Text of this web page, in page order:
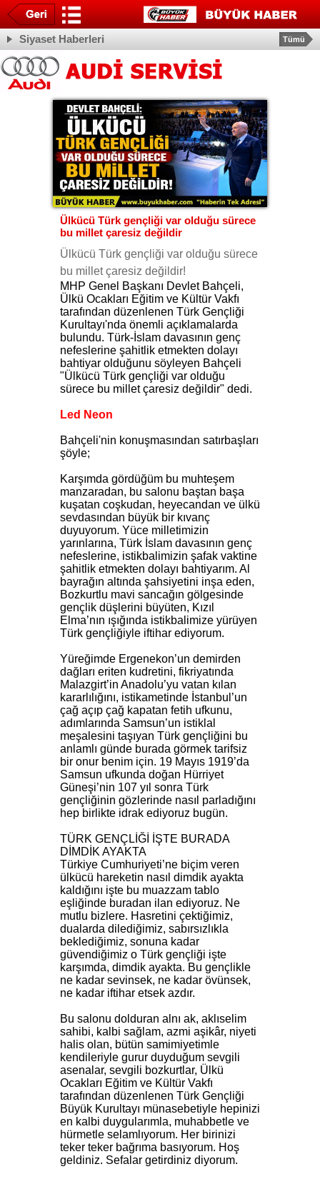
Siyaset Haberleri Tümü
Ülkücü Türk gençliği var olduğu sürece
bu millet çaresiz değildir
Ülkücü Türk gençliği var olduğu sürece
bu millet çaresiz değildir!
MHP Genel Başkanı Devlet Bahçeli,
Ülkü Ocakları Eğitim ve Kültür Vakfı
tarafından düzenlenen Türk Gençliği
Kurultayı'nda önemli açıklamalarda
bulundu. Türk-İslam davasının genç
nefeslerine şahitlik etmekten dolayı
bahtiyar olduğunu söyleyen Bahçeli
"Ülkücü Türk gençliği var olduğu
sürece bu millet çaresiz değildir" dedi.
Led Neon
Bahçeli'nin konuşmasından satırbaşları
şöyle;
Karşımda gördüğüm bu muhteşem
manzaradan, bu salonu baştan başa
kuşatan coşkudan, heyecandan ve ülkü
sevdasından büyük bir kıvanç
duyuyorum. Yüce milletimizin
yarınlarına, Türk İslam davasının genç
nefeslerine, istikbalimizin şafak vaktine
şahitlik etmekten dolayı bahtiyarım. Al
bayrağın altında şahsiyetini inşa eden,
Bozkurtlu mavi sancağın gölgesinde
gençlik düşlerini büyüten, Kızıl
Elma’nın ışığında istikbalimize yürüyen
Türk gençliğiyle iftihar ediyorum.
Yüreğimde Ergenekon’un demirden
dağları eriten kudretini, fikriyatında
Malazgirt’in Anadolu’yu vatan kılan
kararlılığını, istikametinde İstanbul’un
çağ açıp çağ kapatan fetih ufkunu,
adımlarında Samsun’un istiklal
meşalesini taşıyan Türk gençliğini bu
anlamlı günde burada görmek tarifsiz
bir onur benim için. 19 Mayıs 1919’da
Samsun ufkunda doğan Hürriyet
Güneşi’nin 107 yıl sonra Türk
gençliğinin gözlerinde nasıl parladığını
hep birlikte idrak ediyoruz bugün.
TÜRK GENÇLİĞİ İŞTE BURADA
DİMDİK AYAKTA
Türkiye Cumhuriyeti’ne biçim veren
ülkücü hareketin nasıl dimdik ayakta
kaldığını işte bu muazzam tablo
eşliğinde buradan ilan ediyoruz. Ne
mutlu bizlere. Hasretini çektiğimiz,
dualarda dilediğimiz, sabırsızlıkla
beklediğimiz, sonuna kadar
güvendiğimiz o Türk gençliği işte
karşımda, dimdik ayakta. Bu gençlikle
ne kadar sevinsek, ne kadar övünsek,
ne kadar iftihar etsek azdır.
Bu salonu dolduran alnı ak, aklıselim
sahibi, kalbi sağlam, azmi aşikâr, niyeti
halis olan, bütün samimiyetimle
kendileriyle gurur duyduğum sevgili
asenalar, sevgili bozkurtlar, Ülkü
Ocakları Eğitim ve Kültür Vakfı
tarafından düzenlenen Türk Gençliği
Büyük Kurultayı münasebetiyle hepinizi
en kalbi duygularımla, muhabbetle ve
hürmetle selamlıyorum. Her birinizi
teker teker bağrıma basıyorum. Hoş
geldiniz. Sefalar getirdiniz diyorum.